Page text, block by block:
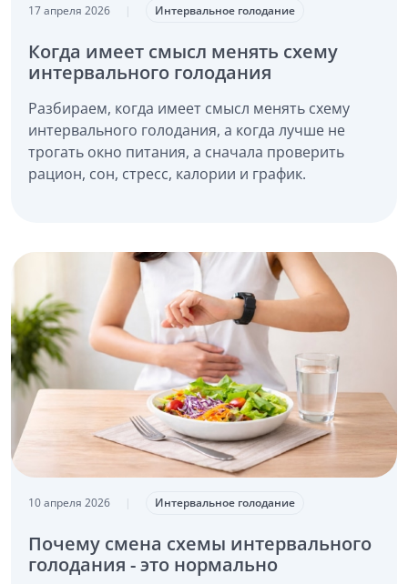
17 апреля 2026 | Интервальное голодание
Когда имеет смысл менять схему
интервального голодания
Разбираем, когда имеет смысл менять схему
интервального голодания, а когда лучше не
трогать окно питания, а сначала проверить
рацион, сон, стресс, калории и график.
10 апреля 2026 | Интервальное голодание
Почему смена схемы интервального
голодания - это нормально